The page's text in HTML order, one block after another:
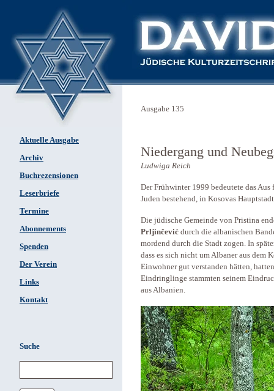
Aktuelle Ausgabe
Archiv
Buchrezensionen
Leserbriefe
Termine
Abonnements
Spenden
Der Verein
Links
Kontakt
Suche
Ausgabe 135
Niedergang und
Ludwiga Reich
Der Frühwinter 1999 bedeutete das
Juden bestehend, in Kosovas
Die jüdische Gemeinde von Pristina
Prljinčević durch die albanischen
mordend durch die Stadt zogen. In
dass es sich nicht um Albaner aus dem
Einwohner gut verstanden hätten,
Eindringlinge stammten seinem
aus Albanien.